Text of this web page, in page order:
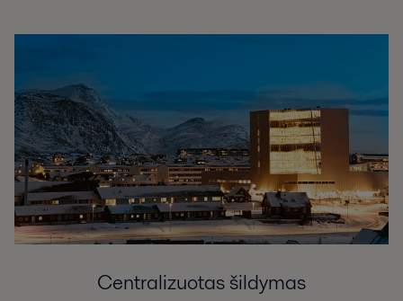
Centralizuotas šildymas